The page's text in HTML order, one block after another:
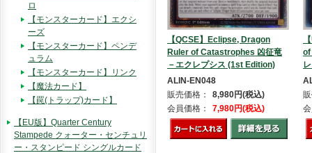
【QCSE】Eclipse, Dragon
Ruler of Catastrophes 凶征竜
－エクレプシス (1st Edition)
ALIN-EN048
販売価格：
8,980円(税込)
会員価格：
7,980円(税込)
of
ロ
【モンスターカード】エクシ
ーズ
【モンスターカード】ペンデ
ュラム
【モンスターカード】リンク
【魔法カード】
【罠(トラップ)カード】
【EU版】Quarter Century
Stampede クォーター・センチュリ
ー・スタンピード シングルカード